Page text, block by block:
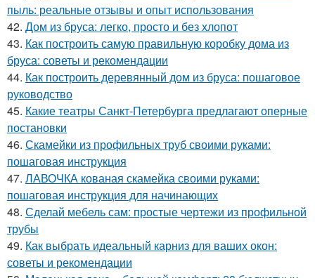
пыль: реальные отзывы и опыт использования
42. Дом из бруса: легко, просто и без хлопот
43. Как построить самую правильную коробку дома из
бруса: советы и рекомендации
44. Как построить деревянный дом из бруса: пошаговое
руководство
45. Какие театры Санкт-Петербурга предлагают оперные
постановки
46. Скамейки из профильных труб своими руками:
пошаговая инструкция
47. ЛАВОЧКА кованая скамейка своими руками:
пошаговая инструкция для начинающих
48. Сделай мебель сам: простые чертежи из профильной
трубы
49. Как выбрать идеальный карниз для ваших окон:
советы и рекомендации